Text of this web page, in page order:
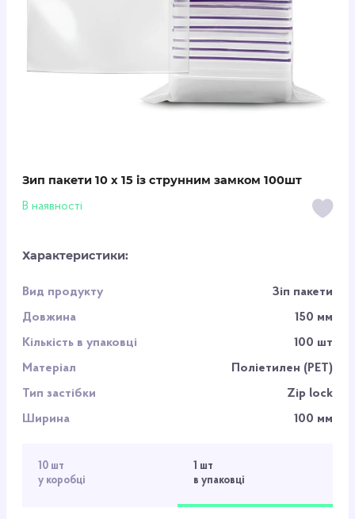
Зип пакети 10 x 15 із струнним замком 100шт
В наявності
Характеристики:
Вид продукту
Зіп пакети
Довжина
150 мм
Кількість в упаковці
100 шт
Матеріал
Поліетилен (PET)
Тип застібки
Zip lock
Ширина
100 мм
10 шт
у коробці
1 шт
в упаковці